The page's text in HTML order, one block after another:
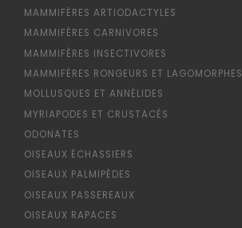
MAMMIFÈRES ARTIODACTYLES
MAMMIFÈRES CARNIVORES
MAMMIFÈRES INSECTIVORES
MAMMIFÈRES RONGEURS ET LAGOMORPHES
MOLLUSQUES ET ANNÉLIDES
MYRIAPODES ET CRUSTACÉS
ODONATES
OISEAUX ÉCHASSIERS
OISEAUX PALMIPÈDES
OISEAUX PASSEREAUX
OISEAUX RAPACES